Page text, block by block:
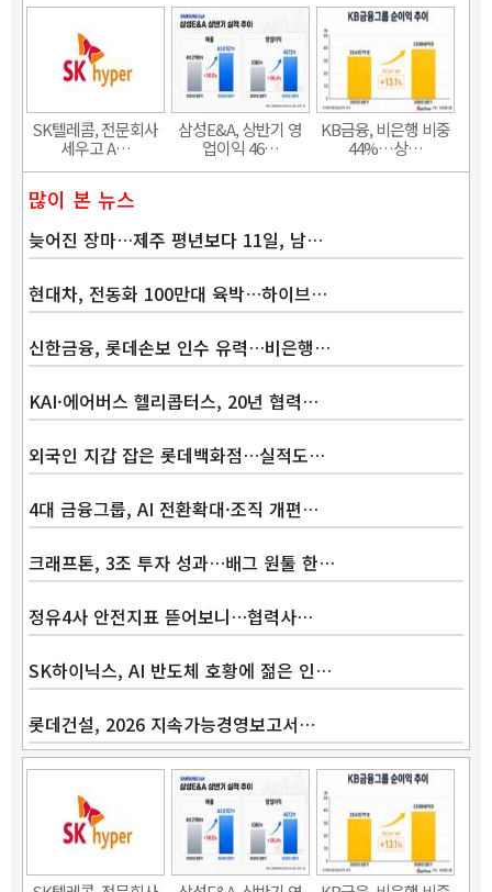
SK텔레콤, 전문회사
세우고 A…
삼성E&A, 상반기 영
업이익 46…
KB금융, 비은행 비중
44%…상…
많이 본 뉴스
늦어진 장마…제주 평년보다 11일, 남…
현대차, 전동화 100만대 육박…하이브…
신한금융, 롯데손보 인수 유력…비은행…
KAI·에어버스 헬리콥터스, 20년 협력…
외국인 지갑 잡은 롯데백화점…실적도…
4대 금융그룹, AI 전환확대·조직 개편…
크래프톤, 3조 투자 성과…배그 원툴 한…
정유4사 안전지표 뜯어보니…협력사…
SK하이닉스, AI 반도체 호황에 젊은 인…
롯데건설, 2026 지속가능경영보고서…